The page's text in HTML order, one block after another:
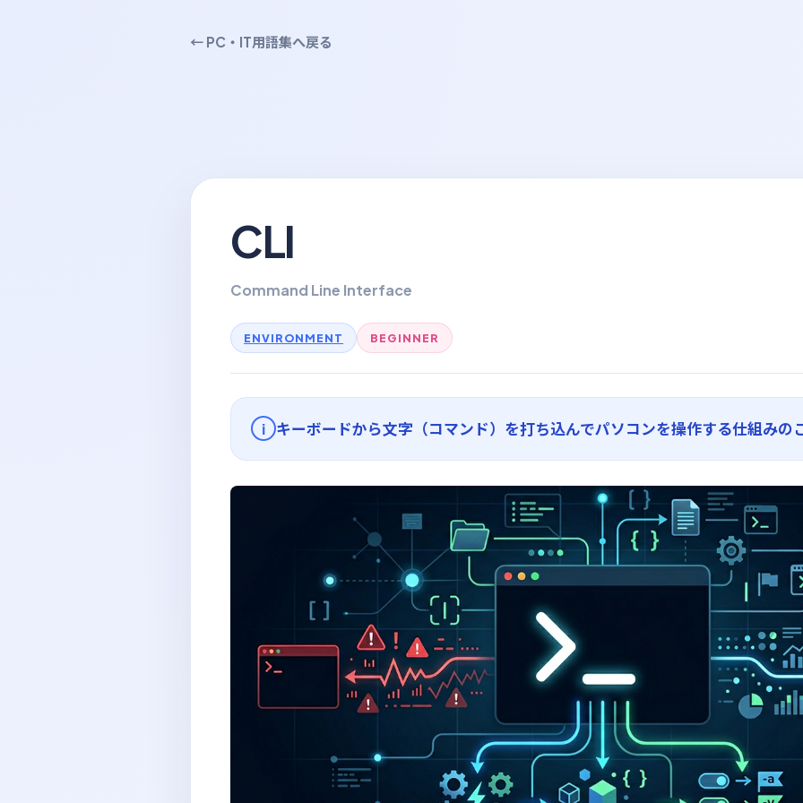
← PC・IT用語集へ戻る
CLI
Command Line Interface
ENVIRONMENT BEGINNER
i キーボードから文字（コマンド）を打ち込んでパソコンを操作する仕組みの